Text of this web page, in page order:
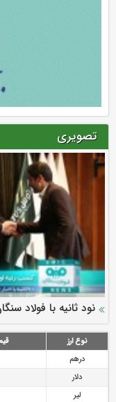
تصویری
ارزش سهام عدالت بالا
سرمایه بیمه کوثر به ۴ همت می‌رسد
نود ثانیه با فولاد
تقدیر دبیرکل سندیکای
رازی
توصیه های رئیس
پیشگیری از سرقت
نوع ارز
درهم
دلار
لیر